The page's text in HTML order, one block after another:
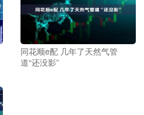
同花顺e配 几年了天然气管
道“还没影”